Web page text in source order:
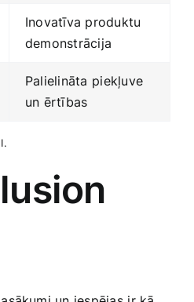
Inovatīva produktu
demonstrācija
Palielināta⁢ piekļuve
un ērtības